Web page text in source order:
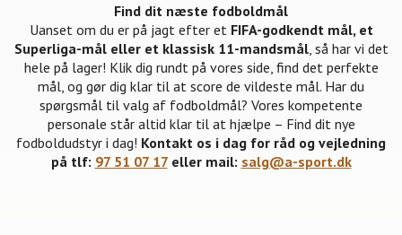
Find dit næste fodboldmål
Uanset om du er på jagt efter et FIFA-godkendt mål, et
Superliga-mål eller et klassisk 11-mandsmål, så har vi det
hele på lager! Klik dig rundt på vores side, find det perfekte
mål, og gør dig klar til at score de vildeste mål. Har du
spørgsmål til valg af fodboldmål? Vores kompetente
personale står altid klar til at hjælpe – Find dit nye
fodboldudstyr i dag! Kontakt os i dag for råd og vejledning
på tlf: 97 51 07 17eller mail: salg@a-sport.dk